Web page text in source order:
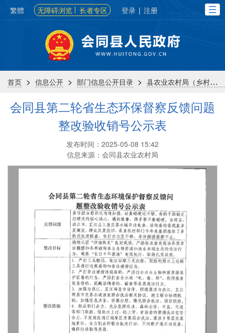
繁體 无障碍浏览 长者专区 登录 | 注册
首页 > 信息公开 > 部门信息公开目录 > 县农业农村局（乡村振兴局）
会同县第二轮省生态环保督察反馈问题
整改验收销号公示表
发布时间：2025-05-08 15:42
信息来源：会同县农业农村局